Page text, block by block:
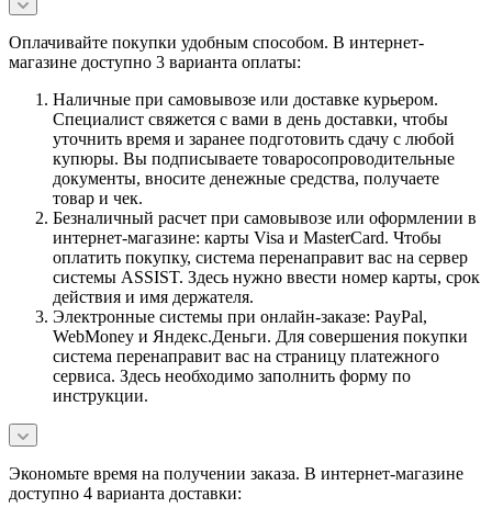
Оплачивайте покупки удобным способом. В интернет-
магазине доступно 3 варианта оплаты:
Наличные при самовывозе или доставке курьером.
Специалист свяжется с вами в день доставки, чтобы
уточнить время и заранее подготовить сдачу с любой
купюры. Вы подписываете товаросопроводительные
документы, вносите денежные средства, получаете
товар и чек.
Безналичный расчет при самовывозе или оформлении в
интернет-магазине: карты Visa и MasterCard. Чтобы
оплатить покупку, система перенаправит вас на сервер
системы ASSIST. Здесь нужно ввести номер карты, срок
действия и имя держателя.
Электронные системы при онлайн-заказе: PayPal,
WebMoney и Яндекс.Деньги. Для совершения покупки
система перенаправит вас на страницу платежного
сервиса. Здесь необходимо заполнить форму по
инструкции.
Экономьте время на получении заказа. В интернет-магазине
доступно 4 варианта доставки: